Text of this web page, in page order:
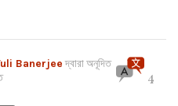
Banerjeeদ্বারা অনূদিত
4